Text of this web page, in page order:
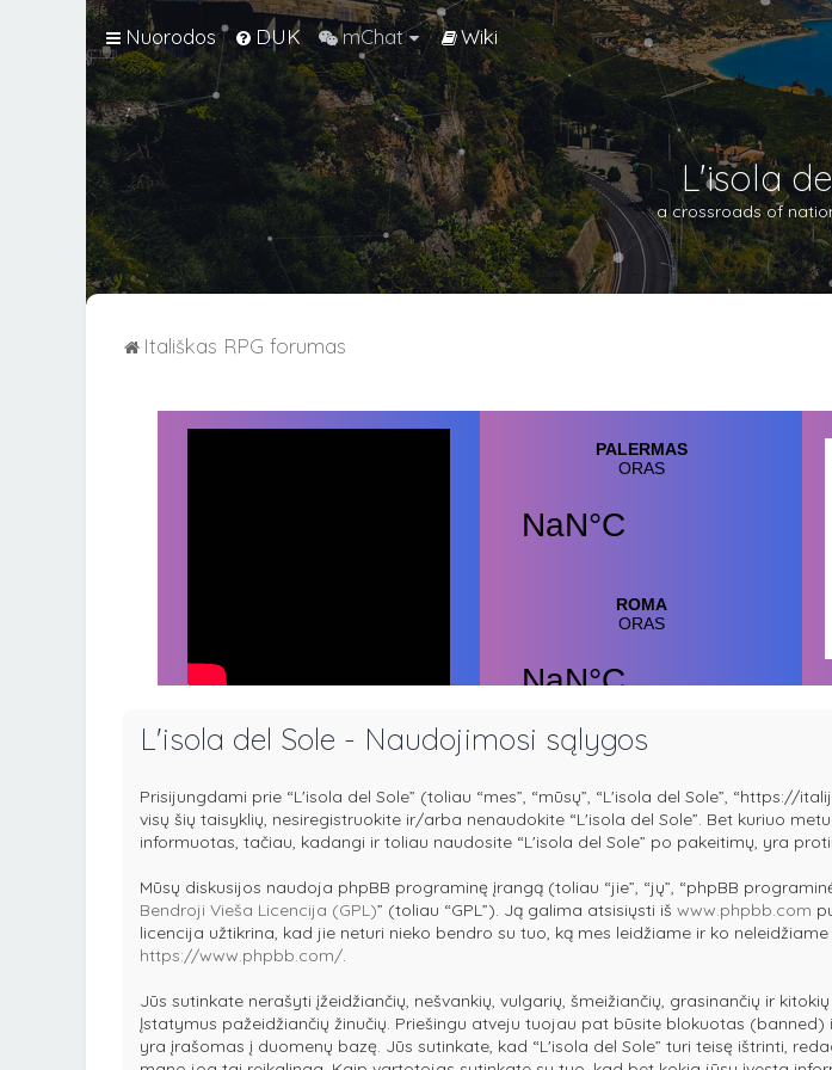
Nuorodos DUK mChat Wiki
L'isola
a crossroads of
Itališkas RPG forumas
L'isola del Sole - Naudojimosi sąlygos
Prisijungdami prie “L'isola del Sole” (toliau “mes”, “mūsų”, “L'isola del Sole”, “https://
visų šių taisyklių, nesiregistruokite ir/arba nenaudokite “L'isola del Sole”. Bet kuriuo
informuotas, tačiau, kadangi ir toliau naudosite “L'isola del Sole” po pakeitimų, yra
Mūsų diskusijos naudoja phpBB programinę įrangą (toliau “jie”, “jų”, “phpBB
Bendroji Vieša Licencija (GPL)” (toliau “GPL”). Ją galima atsisiųsti iš www.phpbb.com
licencija užtikrina, kad jie neturi nieko bendro su tuo, ką mes leidžiame ir ko
https://www.phpbb.com/.
Jūs sutinkate nerašyti įžeidžiančių, nešvankių, vulgarių, šmeižiančių, grasinančių ir
Įstatymus pažeidžiančių žinučių. Priešingu atveju tuojau pat būsite blokuotas
yra įrašomas į duomenų bazę. Jūs sutinkate, kad “L'isola del Sole” turi teisę ištrinti,